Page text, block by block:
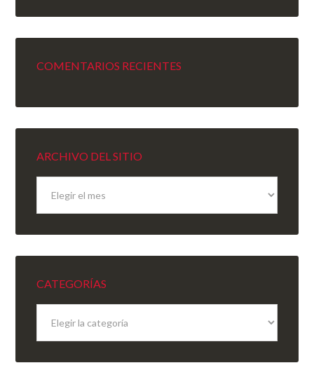
COMENTARIOS RECIENTES
ARCHIVO DEL SITIO
sitio
CATEGORÍAS